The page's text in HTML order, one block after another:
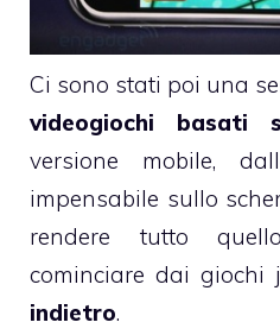
Ci sono stati poi una
videogiochi basati
versione mobile,
impensabile sullo
rendere tutto
cominciare dai giochi
indietro.